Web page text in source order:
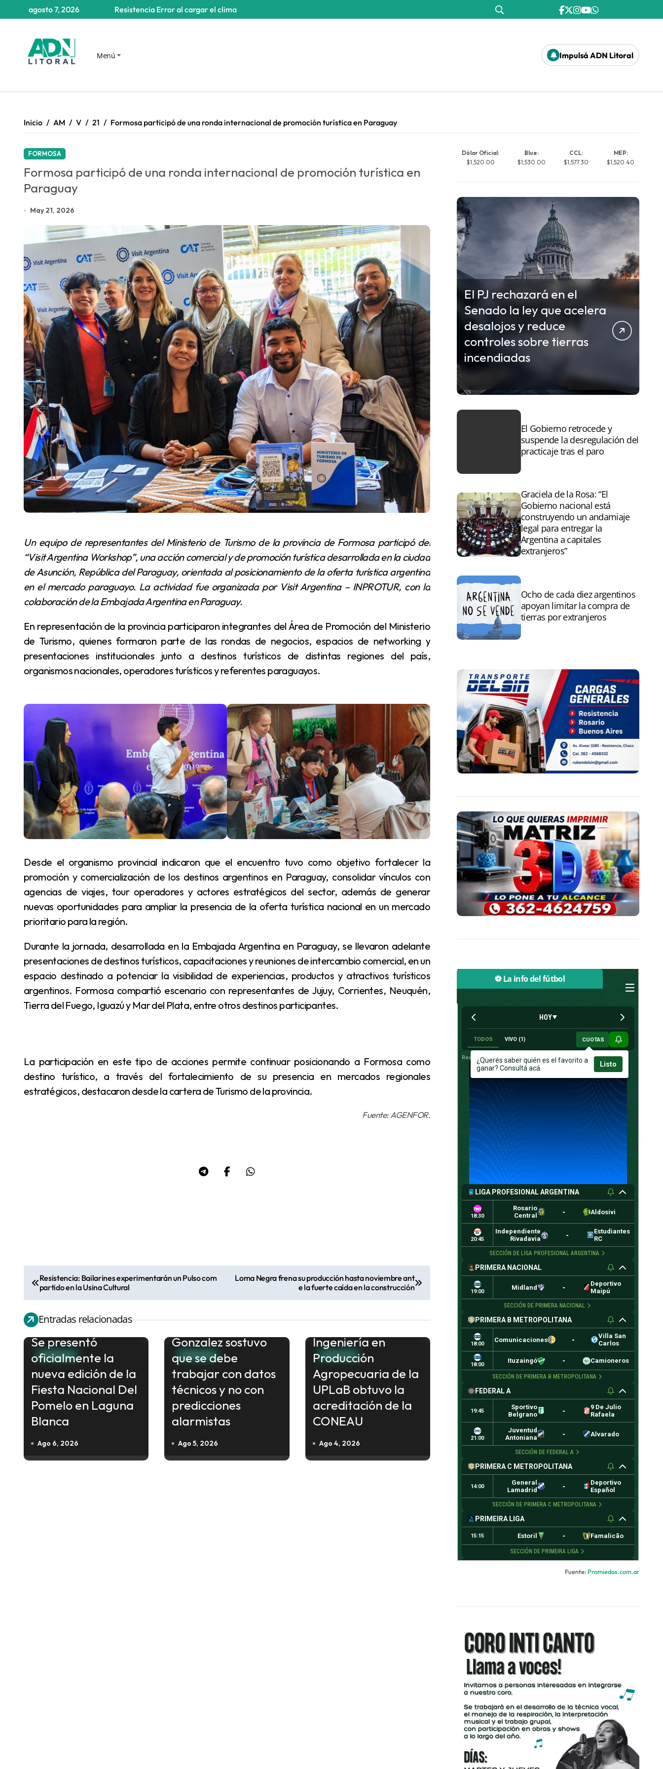
Resistencia Error al cargar el clima
agosto 7, 2026
Menú Impulsá ADN Litoral
Inicio AM V 21 Formosa participó de una ronda internacional de promoción turística en Paraguay
FORMOSA
Formosa participó de una ronda internacional de promoción turística en
Paraguay
May 21, 2026
Un equipo de representantes del Ministerio de Turismo de la provincia de Formosa participó del
“Visit Argentina Workshop”, una acción comercial y de promoción turística desarrollada en la ciudad
de Asunción, República del Paraguay, orientada al posicionamiento de la oferta turística argentina
en el mercado paraguayo. La actividad fue organizada por Visit Argentina – INPROTUR, con la
colaboración de la Embajada Argentina en Paraguay.
En representación de la provincia participaron integrantes del Área de Promoción del Ministerio
de Turismo, quienes formaron parte de las rondas de negocios, espacios de networking y
presentaciones institucionales junto a destinos turísticos de distintas regiones del país,
organismos nacionales, operadores turísticos y referentes paraguayos.
Desde el organismo provincial indicaron que el encuentro tuvo como objetivo fortalecer la
promoción y comercialización de los destinos argentinos en Paraguay, consolidar vínculos con
agencias de viajes, tour operadores y actores estratégicos del sector, además de generar
nuevas oportunidades para ampliar la presencia de la oferta turística nacional en un mercado
prioritario para la región.
Durante la jornada, desarrollada en la Embajada Argentina en Paraguay, se llevaron adelante
presentaciones de destinos turísticos, capacitaciones y reuniones de intercambio comercial, en un
espacio destinado a potenciar la visibilidad de experiencias, productos y atractivos turísticos
argentinos. Formosa compartió escenario con representantes de Jujuy, Corrientes, Neuquén,
Tierra del Fuego, Iguazú y Mar del Plata, entre otros destinos participantes.
La participación en este tipo de acciones permite continuar posicionando a Formosa como
destino turístico, a través del fortalecimiento de su presencia en mercados regionales
estratégicos, destacaron desde la cartera de Turismo de la provincia.
Fuente: AGENFOR.
a
v
e
g
e
Resistencia: Bailarines experimentarán un Pulso com
partido en la Usina Cultural
Loma Negra frena su producción hasta noviembre ant
e la fuerte caída en la construcción
Entradas relacionadas
FORMOSA
Se presentó
oficialmente la
nueva edición de la
Fiesta Nacional Del
Pomelo en Laguna
Blanca
Ago 6, 2026
FORMOSA
Gonzalez sostuvo
que se debe
trabajar con datos
técnicos y no con
predicciones
alarmistas
Ago 5, 2026
FORMOSA
Ingeniería en
Producción
Agropecuaria de la
UPLaB obtuvo la
acreditación de la
CONEAU
Ago 4, 2026
Dólar Oficial:
$1,520.00
Blue:
$1,530.00
CCL:
$1,577.30
MEP:
$1,520.40
El PJ rechazará en el
Senado la ley que acelera
desalojos y reduce
controles sobre tierras
incendiadas
El Gobierno retrocede y
suspende la desregulación del
practicaje tras el paro
Graciela de la Rosa: “El
Gobierno nacional está
construyendo un andamiaje
legal para entregar la
Argentina a capitales
extranjeros”
Ocho de cada diez argentinos
apoyan limitar la compra de
tierras por extranjeros
⚽ La info del fútbol
Fuente: Promiedos.com.ar